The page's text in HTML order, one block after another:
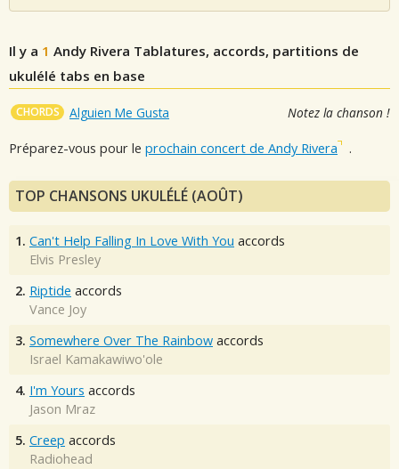
Il y a 1 Andy Rivera Tablatures, accords, partitions de
ukulélé tabs en base
CHORDS Alguien Me Gusta Notez la chanson !
Préparez-vous pour le prochain concert de Andy Rivera .
TOP CHANSONS UKULÉLÉ (AOÛT)
1. Can't Help Falling In Love With You accords
Elvis Presley
2. Riptide accords
Vance Joy
3. Somewhere Over The Rainbow accords
Israel Kamakawiwo'ole
4. I'm Yours accords
Jason Mraz
5. Creep accords
Radiohead